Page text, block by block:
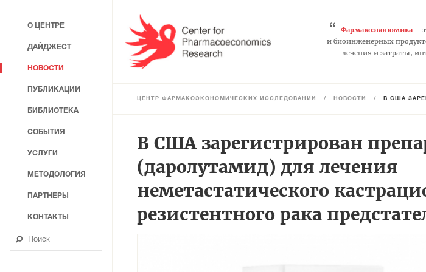
“ Фармакоэкономика–
и биоинженерных
лечения и затраты,
ЦЕНТР ФАРМАКОЭКОНОМИЧЕСКИХ ИССЛЕДОВАНИЙ / НОВОСТИ / В США
В США зарегистрирован
(даролутамид) для лечения
неметастатического
резистентного рака
О ЦЕНТРЕ
ДАЙДЖЕСТ
НОВОСТИ
ПУБЛИКАЦИИ
БИБЛИОТЕКА
СОБЫТИЯ
УСЛУГИ
МЕТОДОЛОГИЯ
ПАРТНЕРЫ
КОНТАКТЫ